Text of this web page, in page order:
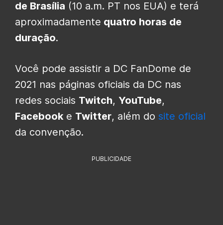
de Brasília (10 a.m. PT nos EUA) e terá
aproximadamente quatro horas de
duração.
Você pode assistir a DC FanDome de
2021 nas páginas oficiais da DC nas
redes sociais Twitch, YouTube,
Facebook e Twitter, além do site oficial
da convenção.
PUBLICIDADE